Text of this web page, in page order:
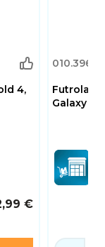
4,
€
Futrola
Galaxy